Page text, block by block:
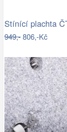
949,-806,-Kč